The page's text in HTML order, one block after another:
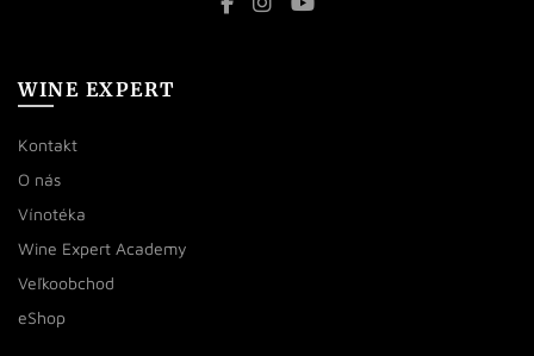
WINE EXPERT
Kontakt
O nás
Vínotéka
Wine Expert Academy
Veľkoobchod
eShop